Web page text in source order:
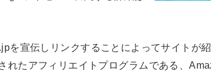
を宣伝しリンクすることによってサイトが
れたアフィリエイトプログラムである、